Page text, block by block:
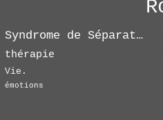
Syndrome de Séparation
thérapie
Vie.
émotions